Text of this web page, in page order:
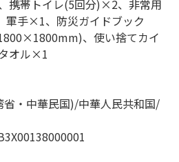
携帯トイレ(5回分)×2、非常用
手×1、防災ガイドブック
、使い捨てカイ
オル×1
・中華民国)/中華人民共和国/